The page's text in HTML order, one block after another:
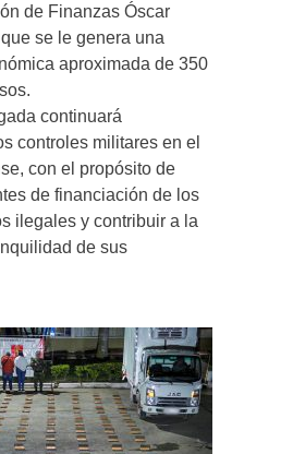
de Finanzas Óscar
se le genera una
aproximada de 350
continuará
controles militares en el
con el propósito de
de financiación de los
ilegales y contribuir a la
de sus